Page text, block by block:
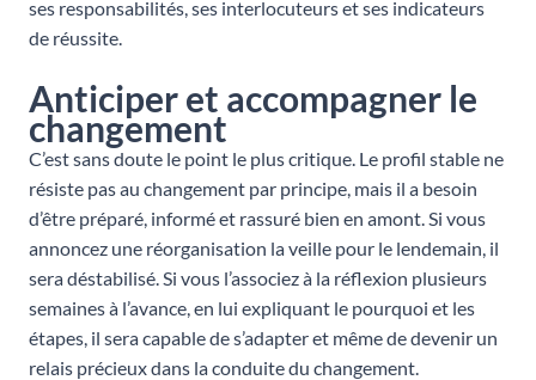
ses responsabilités, ses interlocuteurs et ses indicateurs
de réussite.
Anticiper et accompagner le
changement
C’est sans doute le point le plus critique. Le profil stable ne
résiste pas au changement par principe, mais il a besoin
d’être préparé, informé et rassuré bien en amont. Si vous
annoncez une réorganisation la veille pour le lendemain, il
sera déstabilisé. Si vous l’associez à la réflexion plusieurs
semaines à l’avance, en lui expliquant le pourquoi et les
étapes, il sera capable de s’adapter et même de devenir un
relais précieux dans la conduite du changement.